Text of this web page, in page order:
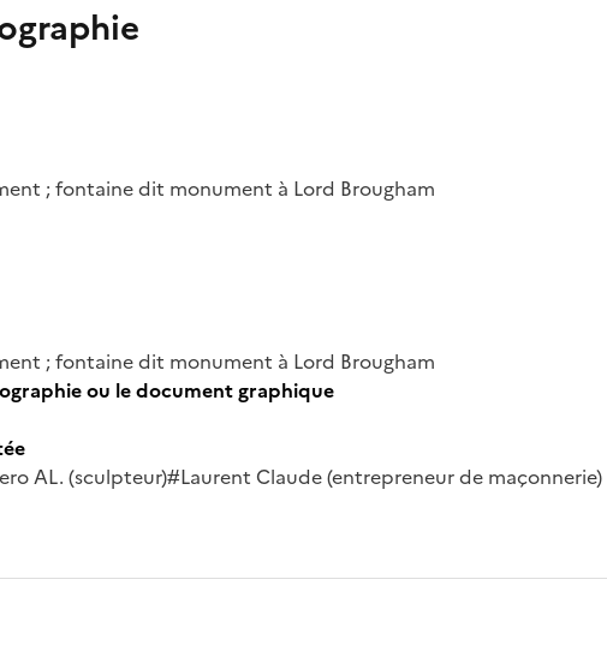
; fontaine dit monument à Lord Brougham
; fontaine dit monument à Lord Brougham
ou le document graphique
AL. (sculpteur)#Laurent Claude (entrepreneur de maçonnerie)